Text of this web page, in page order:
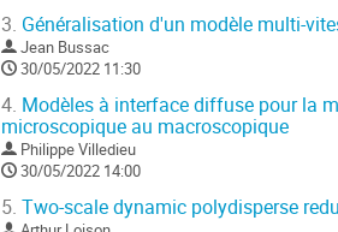
3. Généralisation d'un modèle multi-
Jean Bussac
30/05/2022 11:30
4. Modèles à interface diffuse pour la
microscopique au macroscopique
Philippe Villedieu
30/05/2022 14:00
5. Two-scale dynamic polydisperse